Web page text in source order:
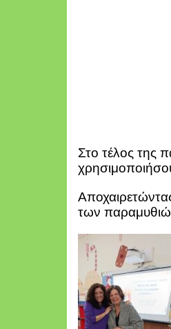
Στο τέλος της
των